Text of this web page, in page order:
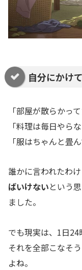
自分にかけ
「部屋が散らかっ
「料理は毎日やらな
「服はちゃんと畳
誰かに言われたわ
ばいけないという
ました。
でも現実は、1日24
それを全部こなそ
よね。